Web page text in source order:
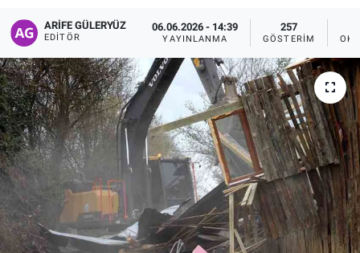
ARIFE GÜLERYÜZ
EDITÖR
06.06.2026 - 14:39
YAYINLANMA
257
GÖSTERIM
Spor
Resmi İlan
Son Dakika Haberleri
Haber Arşivi